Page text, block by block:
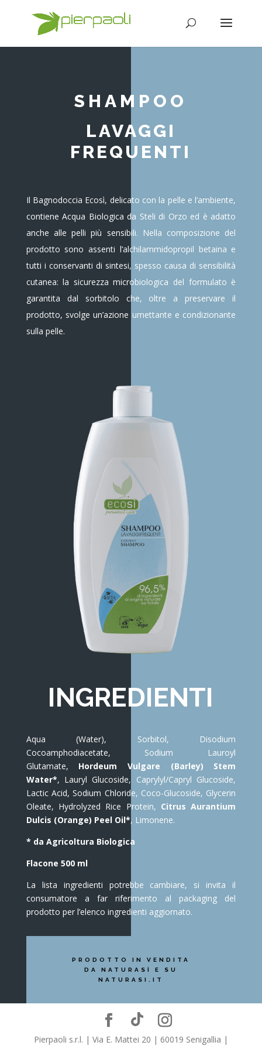
SHAMPOO
LAVAGGI
FREQUENTI
Il Bagnodoccia Ecosì, delicato con la pelle e l’ambiente,
contiene Acqua Biologica da Steli di Orzo ed è adatto
anche alle pelli più sensibili. Nella composizione del
prodotto sono assenti l’alchilammidopropil betaina e
tutti i conservanti di sintesi, spesso causa di sensibilità
cutanea: la sicurezza microbiologica del formulato è
garantita dal sorbitolo che, oltre a preservare il
prodotto, svolge un’azione umettante e condizionante
sulla pelle.
INGREDIENTI
Aqua (Water), Sorbitol, Disodium
Cocoamphodiacetate, Sodium Lauroyl
Glutamate,
Hordeum Vulgare (Barley) Stem
Water*, Lauryl Glucoside, Caprylyl/Capryl Glucoside,
Lactic Acid, Sodium Chloride, Coco-Glucoside, Glycerin
Oleate, Hydrolyzed Rice Protein, Citrus Aurantium
Dulcis (Orange) Peel Oil*, Limonene.
* da Agricoltura Biologica
Flacone 500 ml
La lista ingredienti potrebbe cambiare, si invita il
consumatore a far riferimento al packaging del
prodotto per l’elenco ingredienti aggiornato.
PRODOTTO IN VENDITA
DA NATURASÌ E SU
NATURASI.IT
Pierpaoli s.r.l. | Via E. Mattei 20 | 60019 Senigallia |